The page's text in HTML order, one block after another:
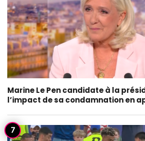
Marine Le Pen candidate à la
l’impact de sa condamnation en